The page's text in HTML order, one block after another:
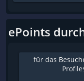
ePoints
für das